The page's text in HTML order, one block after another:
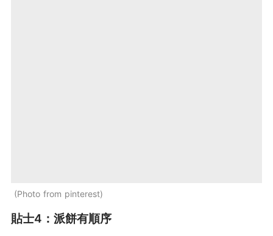
Photo from pinterest
貼士4：派餅有順序